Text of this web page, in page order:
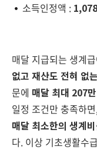
소득인정액 :
매달 지급되는 생계
없고 재산도 전혀 없
문에 매달 최대 207
일정 조건만 충족하
매달 최소한의 생계
다. 이상 기초생활수